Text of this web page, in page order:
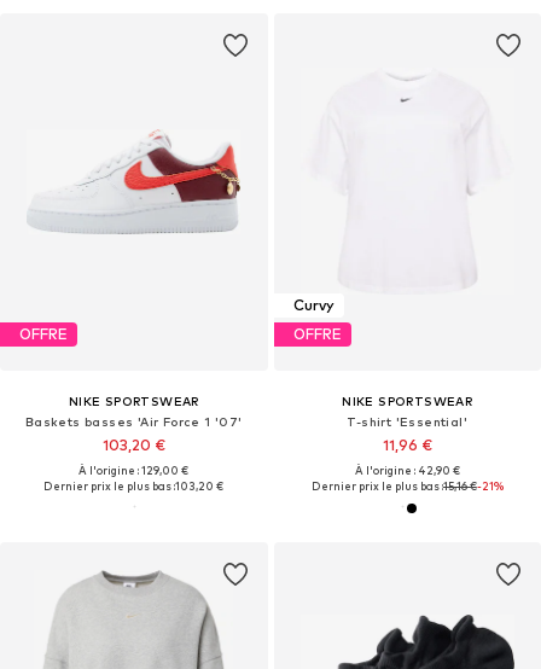
OFFRE
NIKE SPORTSWEAR
Baskets basses 'Air Force 1 '07'
103,20 €
À l'origine : 129,00 €
Dernier prix le plus bas :103,20 €
Curvy
OFFRE
NIKE SPORTSWEAR
T-shirt 'Essential'
11,96 €
À l'origine : 42,90 €
Dernier prix le plus bas :15,16 €-21%